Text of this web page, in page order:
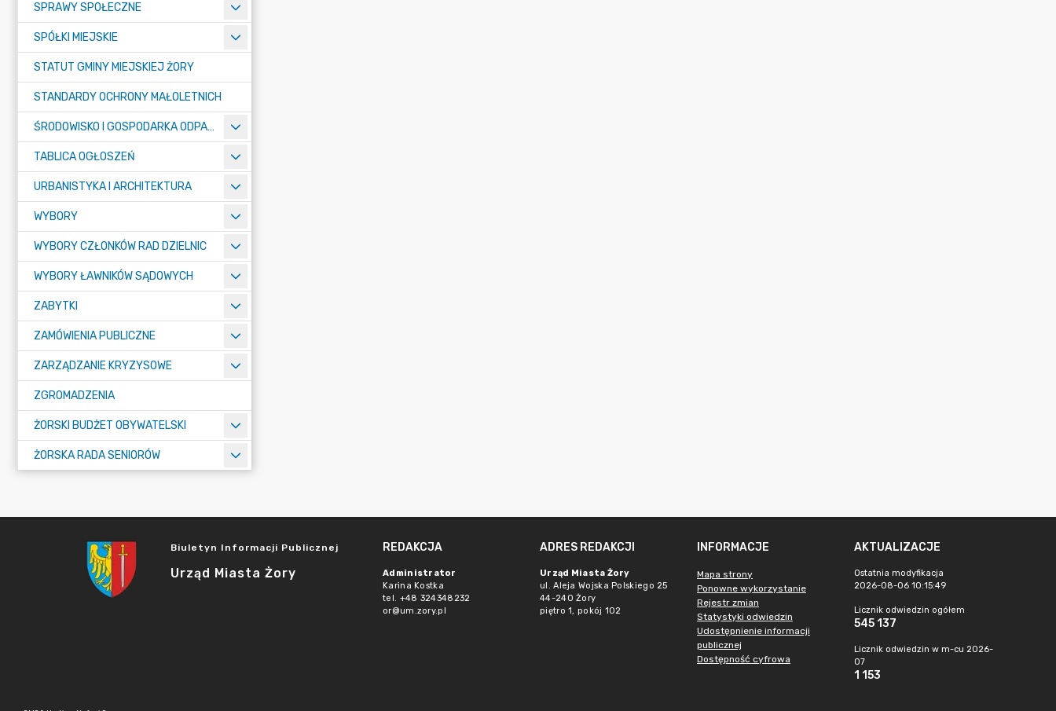
SPRAWY SPOŁECZNE
SPÓŁKI MIEJSKIE
STATUT GMINY MIEJSKIEJ ŻORY
STANDARDY OCHRONY MAŁOLETNICH
ŚRODOWISKO I GOSPODARKA ODPADAMI
TABLICA OGŁOSZEŃ
URBANISTYKA I ARCHITEKTURA
WYBORY
WYBORY CZŁONKÓW RAD DZIELNIC
WYBORY ŁAWNIKÓW SĄDOWYCH
ZABYTKI
ZAMÓWIENIA PUBLICZNE
ZARZĄDZANIE KRYZYSOWE
ZGROMADZENIA
ŻORSKI BUDŻET OBYWATELSKI
ŻORSKA RADA SENIORÓW
Biuletyn Informacji Publicznej
Urząd Miasta Żory
REDAKCJA
Administrator
Karina Kostka
tel. +48 324348232
or@um.zory.pl
ADRES REDAKCJI
Urząd Miasta Żory
ul. Aleja Wojska Polskiego 25
44-240 Żory
piętro 1, pokój 102
INFORMACJE
Mapa strony
Ponowne wykorzystanie
Rejestr zmian
Statystyki odwiedzin
Udostępnienie informacji
publicznej
Dostępność cyfrowa
AKTUALIZACJE
Ostatnia modyfikacja
2026-08-06 10:15:49
Licznik odwiedzin ogółem
545 137
Licznik odwiedzin w m-cu 2026-
07
1 153